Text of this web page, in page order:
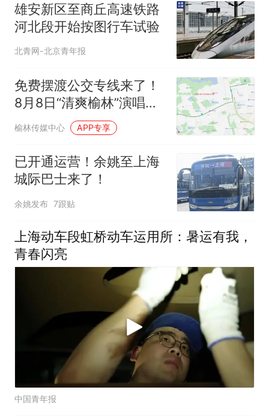
雄安新区至商丘高速铁路
河北段开始按图行车试验
北青网-北京青年报
免费摆渡公交专线来了！
8月8日“清爽榆林”演唱会
出行必看→
榆林传媒中心 APP专享
已开通运营！余姚至上海
城际巴士来了！
余姚发布 7跟贴
上海动车段虹桥动车运用所：暑运有我，
青春闪亮
中国青年报